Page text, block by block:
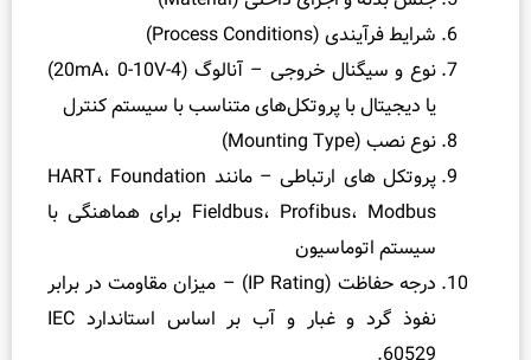
شرایط فرآیندی (Process Conditions)
نوع و سیگنال خروجی – آنالوگ (4-20mA، 0-10V)
یا دیجیتال با پروتکل‌های متناسب با سیستم کنترل
نوع نصب (Mounting Type)
پروتکل‌ های ارتباطی – مانند HART، Foundation
Fieldbus، Profibus، Modbus برای هماهنگی با
سیستم اتوماسیون
درجه حفاظت (IP Rating) – میزان مقاومت در برابر
نفوذ گرد و غبار و آب بر اساس استاندارد IEC